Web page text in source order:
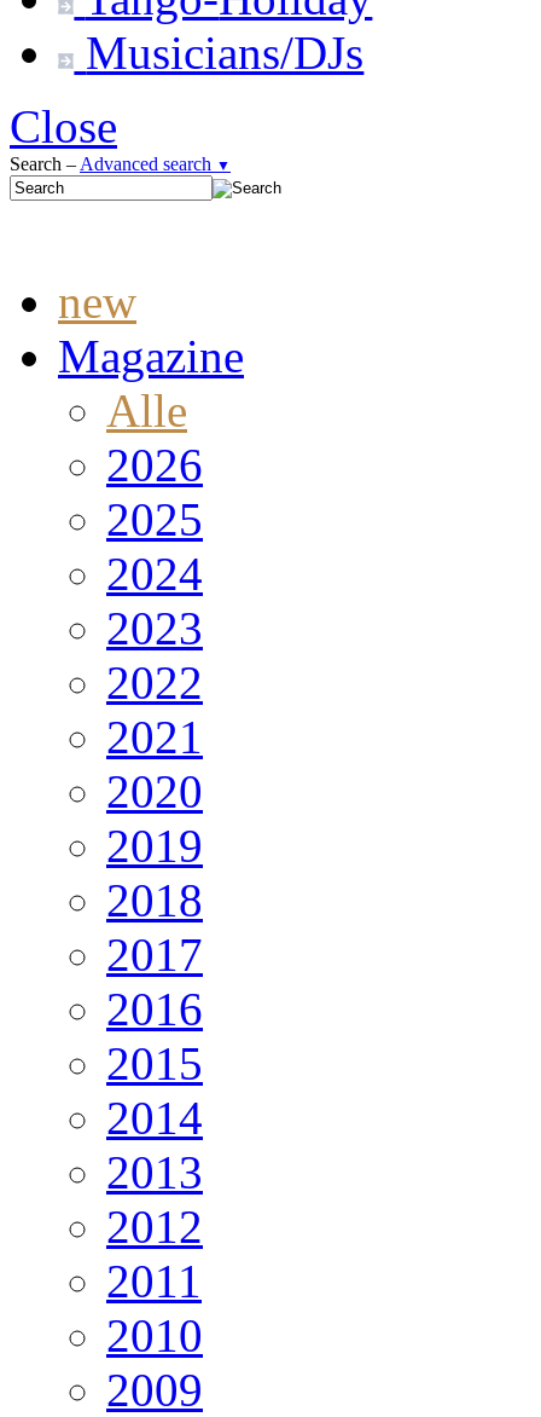
Musicians/DJs
Close
Search – Advanced search ▼
new
Magazine
Alle
2026
2025
2024
2023
2022
2021
2020
2019
2018
2017
2016
2015
2014
2013
2012
2011
2010
2009